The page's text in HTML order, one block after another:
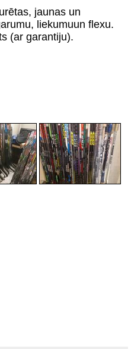
jaunas un
liekumuun flexu.
(ar garantiju).